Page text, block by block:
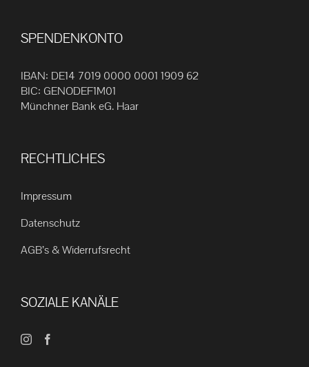
werden
SPENDENKONTO
IBAN: DE14 7019 0000 0001 1909 62
BIC: GENODEF1M01
Münchner Bank eG. Haar
RECHTLICHES
Impressum
Datenschutz
AGB’s & Widerrufsrecht
SOZIALE KANÄLE